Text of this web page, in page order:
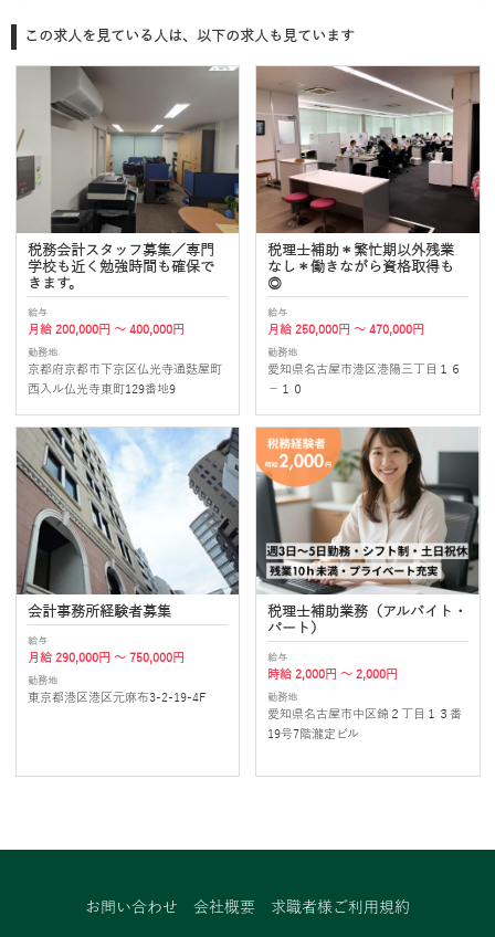
この求人を見ている人は、以下の求人も見ています
税務会計スタッフ募集／専門
学校も近く勉強時間も確保で
きます。
給与
月給 200,000円 ～ 400,000円
勤務地
京都府京都市下京区仏光寺通麩屋町
西入ル仏光寺東町129番地9
税理士補助＊繁忙期以外残業
なし＊働きながら資格取得も
◎
給与
月給 250,000円 ～ 470,000円
勤務地
愛知県名古屋市港区港陽三丁目１６
－１０
会計事務所経験者募集
給与
月給 290,000円 ～ 750,000円
勤務地
東京都港区港区元麻布3-2-19-4F
税理士補助業務（アルバイト・
パート）
給与
時給 2,000円 ～ 2,000円
勤務地
愛知県名古屋市中区錦２丁目１３番
19号7階瀧定ビル
お問い合わせ 会社概要 求職者様ご利用規約